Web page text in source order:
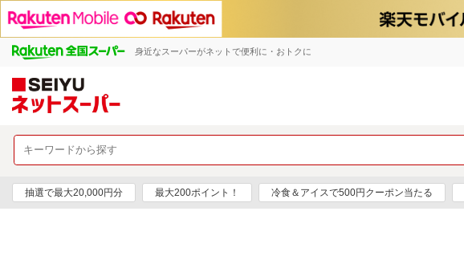
身近なスーパーがネットで便利に・おトクに
抽選で最大20,000円分 最大200ポイント！ 冷食＆アイスで500円クーポン当たる